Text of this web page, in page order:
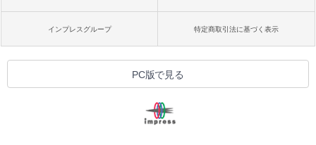
インプレスグループ 特定商取引法に基づく表示
PC版で見る